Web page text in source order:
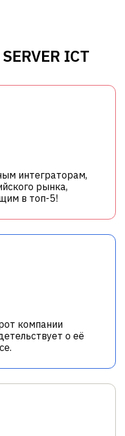
ICT
интеграторам,
рынка,
в топ-5!
компании
о её